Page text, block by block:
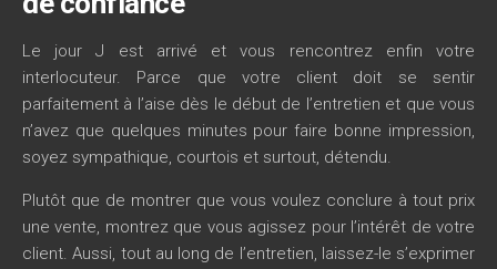
Le jour J est arrivé et vous rencontrez enfin votre
interlocuteur. Parce que votre client doit se sentir
parfaitement à l’aise dès le début de l’entretien et que vous
n’avez que quelques minutes pour faire bonne impression,
soyez sympathique, courtois et surtout, détendu.
Plutôt que de montrer que vous voulez conclure à tout prix
une vente, montrez que vous agissez pour l’intérêt de votre
client. Aussi, tout au long de l’entretien, laissez-le s’exprimer